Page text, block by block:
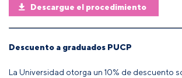
Descargue el procedimiento
Descuento a graduados PUCP
La Universidad otorga un 10% de descuento